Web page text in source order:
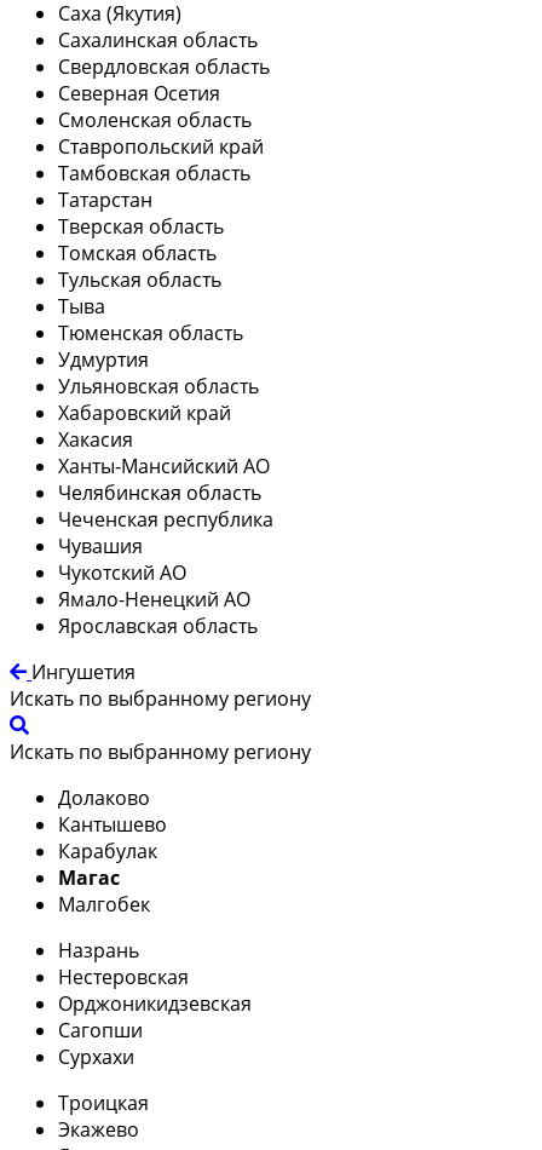
Саха (Якутия)
Сахалинская область
Свердловская область
Северная Осетия
Смоленская область
Ставропольский край
Тамбовская область
Татарстан
Тверская область
Томская область
Тульская область
Тыва
Тюменская область
Удмуртия
Ульяновская область
Хабаровский край
Хакасия
Ханты-Мансийский АО
Челябинская область
Чеченская республика
Чувашия
Чукотский АО
Ямало-Ненецкий АО
Ярославская область
Ингушетия
Искать по выбранному региону
Искать по выбранному региону
Долаково
Кантышево
Карабулак
Магас
Малгобек
Назрань
Нестеровская
Орджоникидзевская
Сагопши
Сурхахи
Троицкая
Экажево